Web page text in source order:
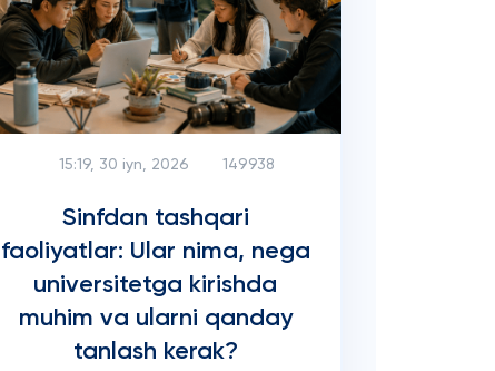
15:19, 30 iyn, 2026 149938
Sinfdan tashqari
faoliyatlar: Ular nima, nega
universitetga kirishda
muhim va ularni qanday
tanlash kerak?